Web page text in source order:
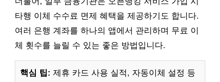
타행 이체 수수료 면제 혜택을 제공하기도 합니다.
여러 은행 계좌를 하나의 앱에서 관리하며 무료 이
체 횟수를 늘릴 수 있는 좋은 방법입니다.
핵심 팁: 제휴 카드 사용 실적, 자동이체 설정 등